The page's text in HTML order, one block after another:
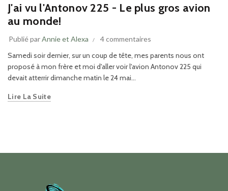
J'ai vu l'Antonov 225 - Le plus gros avion
au monde!
Publié parAnnie et Alexa 4 commentaires
Samedi soir dernier, sur un coup de tête, mes parents nous ont
proposé à mon frère et moi d'aller voir l'avion Antonov 225 qui
devait atterrir dimanche matin le 24 mai...
Lire La Suite